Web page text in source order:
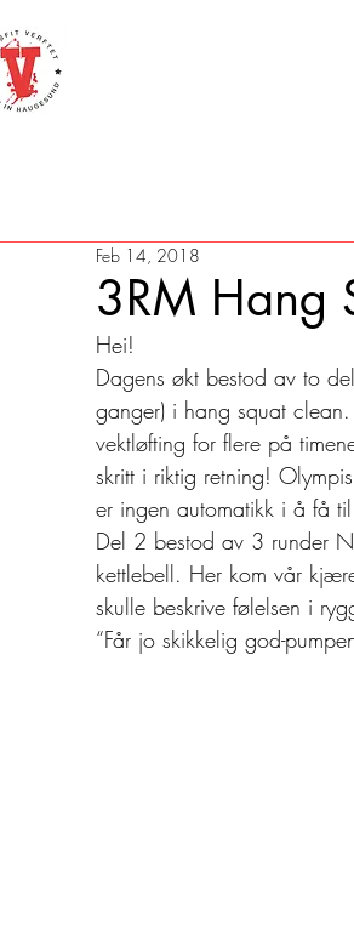
3RM Hang
Feb 14, 2018
Hei!
Dagens økt bestod av to
ganger) i hang squat
vektløfting for flere på
skritt i riktig retning!
er ingen automatikk i å få
Del 2 bestod av 3 runder
kettlebell. Her kom vår
skulle beskrive følelsen i
“Får jo skikkelig god-